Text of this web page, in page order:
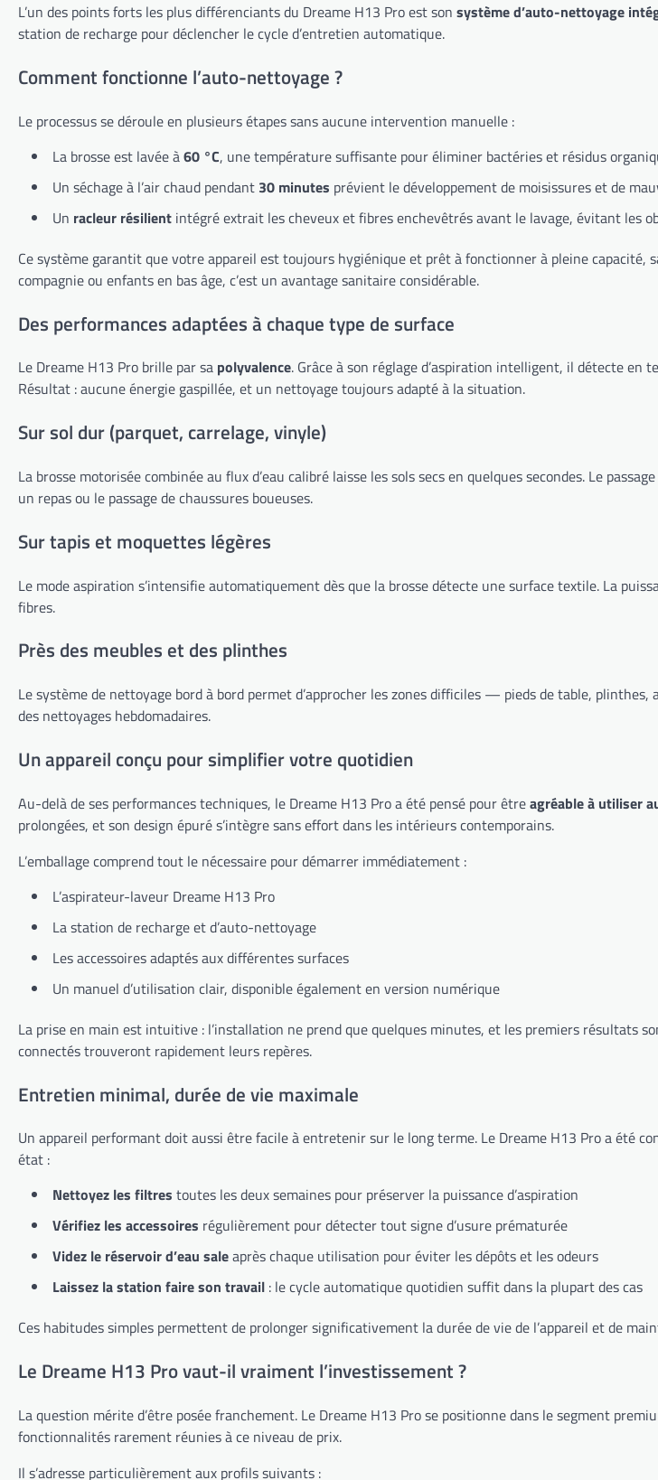
L’un des points forts les plus différenciants du Dreame H13 Pro est son système d’auto-nettoyage
station de recharge pour déclencher le cycle d’entretien automatique.
Comment fonctionne l’auto-nettoyage ?
Le processus se déroule en plusieurs étapes sans aucune intervention manuelle :
La brosse est lavée à60 °C, une température suffisante pour éliminer bactéries et résidus
Un séchage à l’air chaud pendant 30 minutes prévient le développement de moisissures et de
Un racleur résilient intégré extrait les cheveux et fibres enchevêtrés avant le lavage, évitant les
Ce système garantit que votre appareil est toujours hygiénique et prêt à fonctionner à pleine capacité,
compagnie ou enfants en bas âge, c’est un avantage sanitaire considérable.
Des performances adaptées à chaque type de surface
Le Dreame H13 Pro brille par sa polyvalence. Grâce à son réglage d’aspiration intelligent, il détecte en
Résultat : aucune énergie gaspillée, et un nettoyage toujours adapté à la situation.
Sur sol dur (parquet, carrelage, vinyle)
La brosse motorisée combinée au flux d’eau calibré laisse les sols secs en quelques secondes. Le
un repas ou le passage de chaussures boueuses.
Sur tapis et moquettes légères
Le mode aspiration s’intensifie automatiquement dès que la brosse détecte une surface textile. La
fibres.
Près des meubles et des plinthes
Le système de nettoyage bord à bord permet d’approcher les zones difficiles — pieds de table,
des nettoyages hebdomadaires.
Un appareil conçu pour simplifier votre quotidien
Au-delà de ses performances techniques, le Dreame H13 Pro a été pensé pour êtreagréable à utiliser
prolongées, et son design épuré s’intègre sans effort dans les intérieurs contemporains.
L’emballage comprend tout le nécessaire pour démarrer immédiatement :
L’aspirateur-laveur Dreame H13 Pro
La station de recharge et d’auto-nettoyage
Les accessoires adaptés aux différentes surfaces
Un manuel d’utilisation clair, disponible également en version numérique
La prise en main est intuitive : l’installation ne prend que quelques minutes, et les premiers résultats
connectés trouveront rapidement leurs repères.
Entretien minimal, durée de vie maximale
Un appareil performant doit aussi être facile à entretenir sur le long terme. Le Dreame H13 Pro a été
état :
Nettoyez les filtres toutes les deux semaines pour préserver la puissance d’aspiration
Vérifiez les accessoires régulièrement pour détecter tout signe d’usure prématurée
Videz le réservoir d’eau saleaprès chaque utilisation pour éviter les dépôts et les odeurs
Laissez la station faire son travail : le cycle automatique quotidien suffit dans la plupart des cas
Ces habitudes simples permettent de prolonger significativement la durée de vie de l’appareil et de
Le Dreame H13 Pro vaut-il vraiment l’investissement ?
La question mérite d’être posée franchement. Le Dreame H13 Pro se positionne dans le segment
fonctionnalités rarement réunies à ce niveau de prix.
Il s’adresse particulièrement aux profils suivants :